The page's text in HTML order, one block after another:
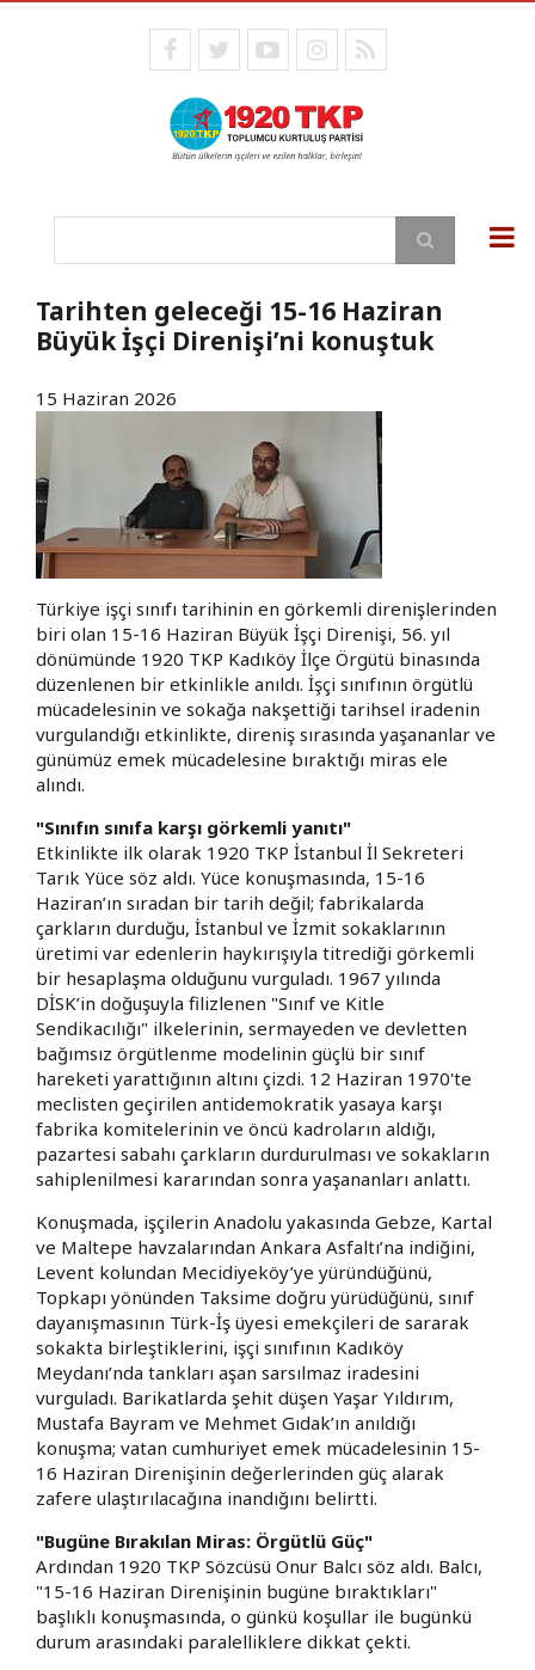
facebooktwitteryoutubeinstagram
RSS
Ara
Tarihten geleceği 15-16 Haziran
Büyük İşçi Direnişi’ni konuştuk
15 Haziran 2026
Türkiye işçi sınıfı tarihinin en görkemli direnişlerinden
biri olan 15-16 Haziran Büyük İşçi Direnişi, 56. yıl
dönümünde 1920 TKP Kadıköy İlçe Örgütü binasında
düzenlenen bir etkinlikle anıldı. İşçi sınıfının örgütlü
mücadelesinin ve sokağa nakşettiği tarihsel iradenin
vurgulandığı etkinlikte, direniş sırasında yaşananlar ve
günümüz emek mücadelesine bıraktığı miras ele
alındı.
"Sınıfın sınıfa karşı görkemli yanıtı"
Etkinlikte ilk olarak 1920 TKP İstanbul İl Sekreteri
Tarık Yüce söz aldı. Yüce konuşmasında, 15-16
Haziran’ın sıradan bir tarih değil; fabrikalarda
çarkların durduğu, İstanbul ve İzmit sokaklarının
üretimi var edenlerin haykırışıyla titrediği görkemli
bir hesaplaşma olduğunu vurguladı. 1967 yılında
DİSK’in doğuşuyla filizlenen "Sınıf ve Kitle
Sendikacılığı" ilkelerinin, sermayeden ve devletten
bağımsız örgütlenme modelinin güçlü bir sınıf
hareketi yarattığının altını çizdi. 12 Haziran 1970'te
meclisten geçirilen antidemokratik yasaya karşı
fabrika komitelerinin ve öncü kadroların aldığı,
pazartesi sabahı çarkların durdurulması ve sokakların
sahiplenilmesi kararından sonra yaşananları anlattı.
Konuşmada, işçilerin Anadolu yakasında Gebze, Kartal
ve Maltepe havzalarından Ankara Asfaltı’na indiğini,
Levent kolundan Mecidiyeköy’ye yüründüğünü,
Topkapı yönünden Taksime doğru yürüdüğünü, sınıf
dayanışmasının Türk-İş üyesi emekçileri de sararak
sokakta birleştiklerini, işçi sınıfının Kadıköy
Meydanı’nda tankları aşan sarsılmaz iradesini
vurguladı. Barikatlarda şehit düşen Yaşar Yıldırım,
Mustafa Bayram ve Mehmet Gıdak’ın anıldığı
konuşma; vatan cumhuriyet emek mücadelesinin 15-
16 Haziran Direnişinin değerlerinden güç alarak
zafere ulaştırılacağına inandığını belirtti.
"Bugüne Bırakılan Miras: Örgütlü Güç"
Ardından 1920 TKP Sözcüsü Onur Balcı söz aldı. Balcı,
"15-16 Haziran Direnişinin bugüne bıraktıkları"
başlıklı konuşmasında, o günkü koşullar ile bugünkü
durum arasındaki paralelliklere dikkat çekti.